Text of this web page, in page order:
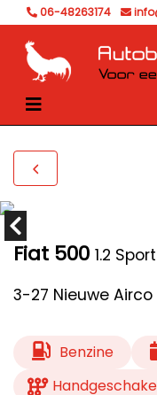
06-48263174
Fiat 500 1.2
3-27 Nieuwe Airco
Benzine